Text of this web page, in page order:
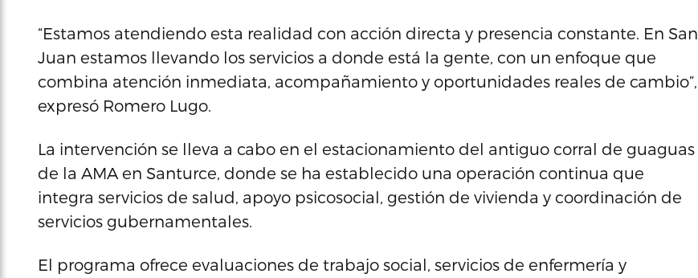
“Estamos atendiendo esta realidad con acción directa y presencia constante. En San
Juan estamos llevando los servicios a donde está la gente, con un enfoque que
combina atención inmediata, acompañamiento y oportunidades reales de cambio”,
expresó Romero Lugo.
La intervención se lleva a cabo en el estacionamiento del antiguo corral de guaguas
de la AMA en Santurce, donde se ha establecido una operación continua que
integra servicios de salud, apoyo psicosocial, gestión de vivienda y coordinación de
servicios gubernamentales.
El programa ofrece evaluaciones de trabajo social, servicios de enfermería y